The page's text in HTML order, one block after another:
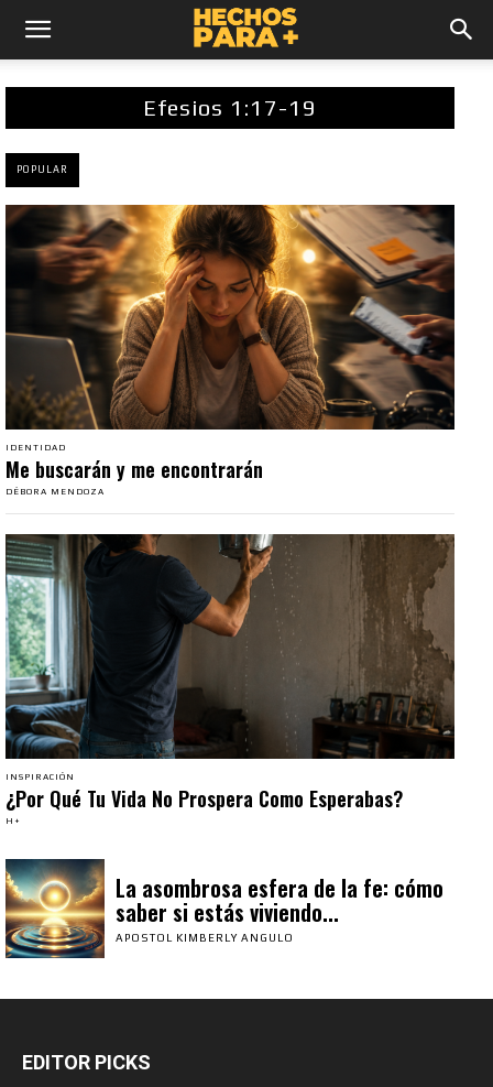
Efesios 1:17-19
POPULAR
IDENTIDAD
Me buscarán y me encontrarán
DÉBORA MENDOZA
INSPIRACIÓN
¿Por Qué Tu Vida No Prospera Como Esperabas?
H+
La asombrosa esfera de la fe: cómo
saber si estás viviendo...
APOSTOL KIMBERLY ANGULO
EDITOR PICKS